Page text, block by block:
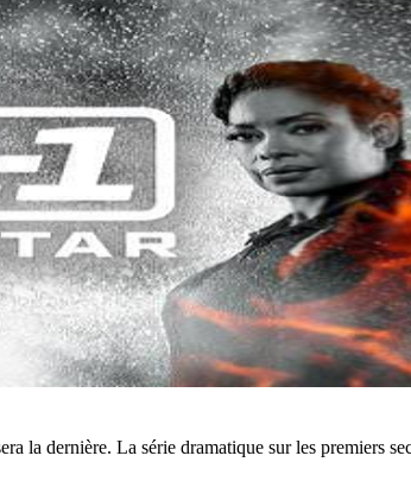
la dernière. La série dramatique sur les premiers